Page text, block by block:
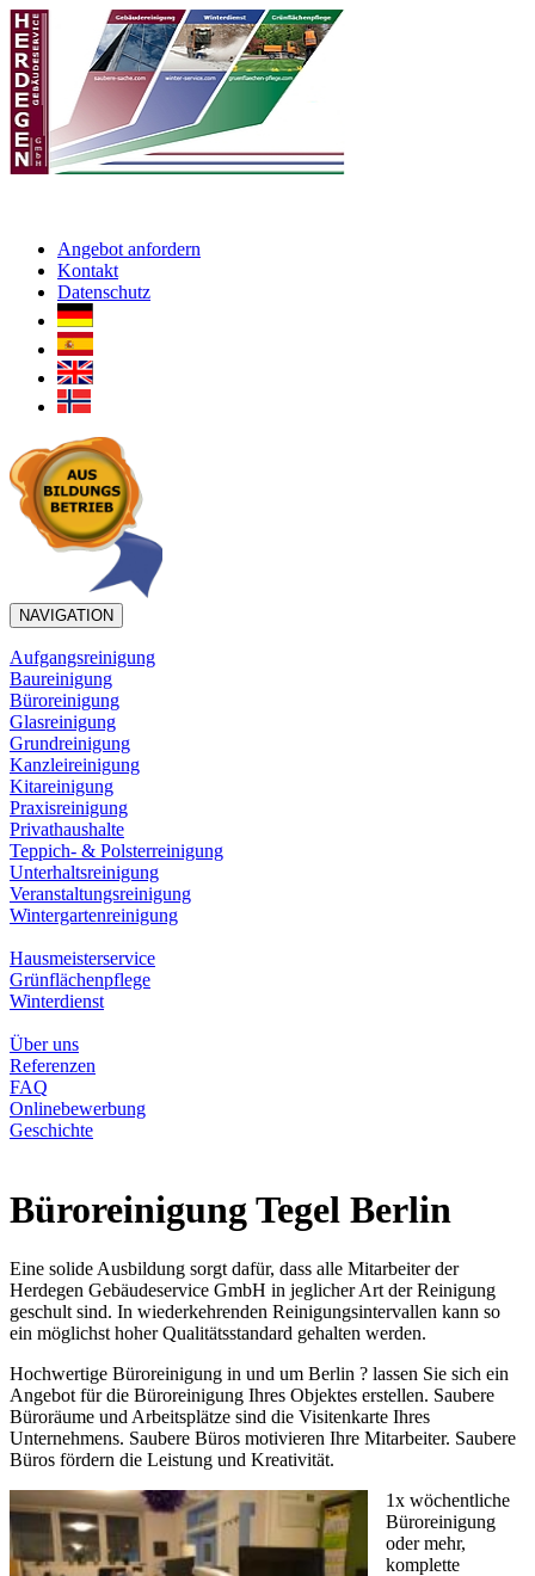
Angebot anfordern
Kontakt
Datenschutz
NAVIGATION
Aufgangsreinigung
Baureinigung
Büroreinigung
Glasreinigung
Grundreinigung
Kanzleireinigung
Kitareinigung
Praxisreinigung
Privathaushalte
Teppich- & Polsterreinigung
Unterhaltsreinigung
Veranstaltungsreinigung
Wintergartenreinigung
Hausmeisterservice
Grünflächenpflege
Winterdienst
Über uns
Referenzen
FAQ
Onlinebewerbung
Geschichte
Büroreinigung Tegel Berlin
Eine solide Ausbildung sorgt dafür, dass alle Mitarbeiter der
Herdegen Gebäudeservice GmbH in jeglicher Art der Reinigung
geschult sind. In wiederkehrenden Reinigungsintervallen kann so
ein möglichst hoher Qualitätsstandard gehalten werden.
Hochwertige Büroreinigung in und um Berlin ? lassen Sie sich ein
Angebot für die Büroreinigung Ihres Objektes erstellen. Saubere
Büroräume und Arbeitsplätze sind die Visitenkarte Ihres
Unternehmens. Saubere Büros motivieren Ihre Mitarbeiter. Saubere
Büros fördern die Leistung und Kreativität.
1x wöchentliche
Büroreinigung
oder mehr,
komplette